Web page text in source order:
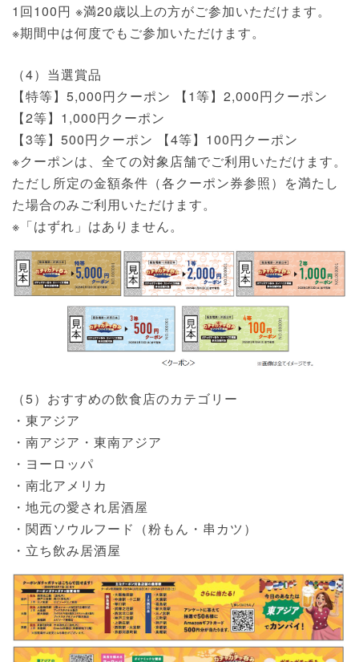
1回100円 ※満20歳以上の方がご参加いただけます。
※期間中は何度でもご参加いただけます。
（4）当選賞品
【特等】5,000円クーポン 【1等】2,000円クーポン
【2等】1,000円クーポン
【3等】500円クーポン 【4等】100円クーポン
※クーポンは、全ての対象店舗でご利用いただけます。
ただし所定の金額条件（各クーポン券参照）を満たし
た場合のみご利用いただけます。
※「はずれ」はありません。
（5）おすすめの飲食店のカテゴリー
・東アジア
・南アジア・東南アジア
・ヨーロッパ
・南北アメリカ
・地元の愛され居酒屋
・関西ソウルフード（粉もん・串カツ）
・立ち飲み居酒屋